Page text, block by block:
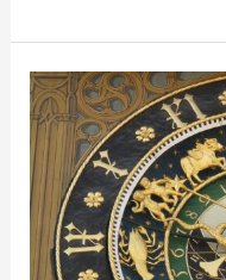
EL
LADO
OSCURO
DE
CADA
SIGNO